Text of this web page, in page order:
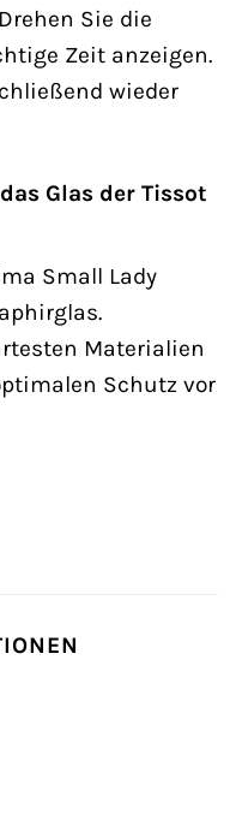
Sie die
Zeit anzeigen.
wieder
Glas der Tissot
Small Lady
Materialien
Schutz vor